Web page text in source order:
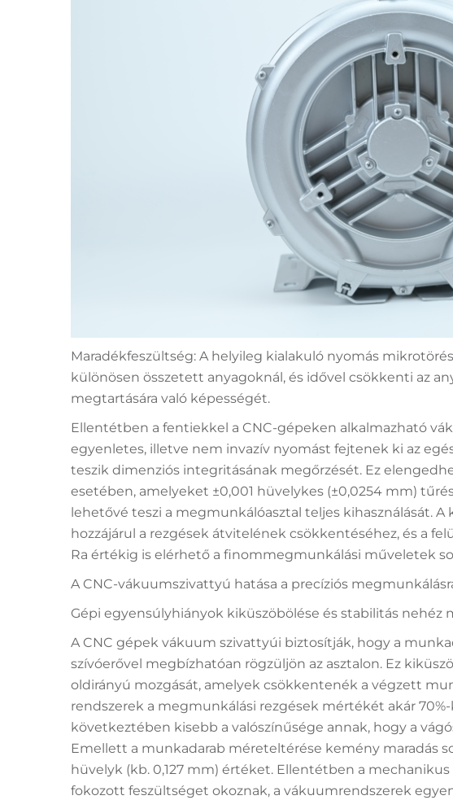
Maradékfeszültség: A helyileg kialakuló nyomás
különösen összetett anyagoknál, és idővel csökkenti az
megtartására való képességét.
Ellentétben a fentiekkel a CNC-gépeken alkalmazható
egyenletes, illetve nem invazív nyomást fejtenek ki az
teszik dimenziós integritásának megőrzését. Ez
esetében, amelyeket ±0,001 hüvelykes (±0,0254 mm)
lehetővé teszi a megmunkálóasztal teljes kihasználását.
hozzájárul a rezgések átvitelének csökkentéséhez, és a
Ra értékig is elérhető a finommegmunkálási műveletek
A CNC-vákuumszivattyú hatása a precíziós
Gépi egyensúlyhiányok kiküszöbölése és stabilitás nehéz
A CNC gépek vákuum szivattyúi biztosítják, hogy a
szívóerővel megbízhatóan rögzüljön az asztalon. Ez
oldirányú mozgását, amelyek csökkentenék a végzett
rendszerek a megmunkálási rezgések mértékét akár
következtében kisebb a valószínűsége annak, hogy a
Emellett a munkadarab méreteltérése kemény maradás
hüvelyk (kb. 0,127 mm) értéket. Ellentétben a
fokozott feszültséget okoznak, a vákuumrendszerek